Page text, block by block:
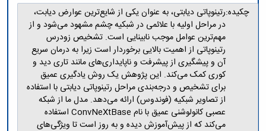
دفتر
ارتباط
کارآموزی
بنیاد
ملی
نخبگان
شرکت
چکیده:رتینوپاتی دیابتی، به عنوان یکی از شایع‌ترین عوارض دیابت،
در مراحل اولیه با علائمی در شبکیه چشم مشهود می‌شود و از
مهم‌ترین عوامل موجب نابینایی است. تشخیص زودرس
رتینوپاتی از اهمیت بالایی برخوردار است زیرا به درمان سریع
آن و پیشگیری از پیشرفت و ناپایداری‌های مانند تاری دید و
کوری کمک می‌کند. این پژوهش یک روش یادگیری عمیق
برای تشخیص و درجه‌بندی مراحل رتینوپاتی دیابتی با استفاده
از تصاویر شبکیه (فوندوس) ارائه می‌دهد. مدل ما از شبکه
عصبی کانولوشنی عمیق با نام ConvNeXtBase استفاده
می‌کند که از پیش‌آموزش دیده و به روز است تا ویژگی‌های